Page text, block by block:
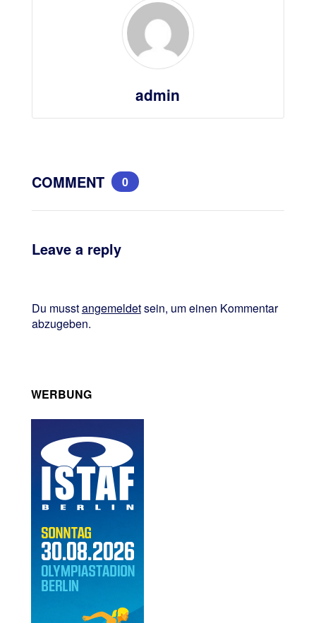
admin
COMMENT 0
Leave a reply
Du musstangemeldetsein, um einen Kommentar
abzugeben.
WERBUNG